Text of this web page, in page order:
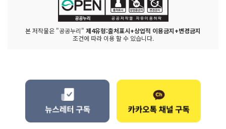
본 저작물은 "공공누리" 제4유형:출처표시+상업적 이용금지+변경금지
조건에 따라 이용 할 수 있습니다.